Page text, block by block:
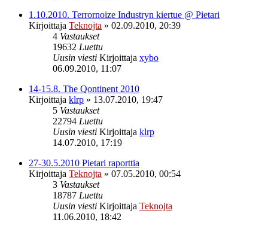
1.10.2010. Terrornoize Industryn kiertue @ Pietari
Kirjoittaja Teknojta » 02.09.2010, 20:39
4 Vastaukset
19632 Luettu
Uusin viesti Kirjoittaja xybo
06.09.2010, 11:07
14-15.8. The Qontinent 2010
Kirjoittaja klrp » 13.07.2010, 19:47
5 Vastaukset
22794 Luettu
Uusin viesti Kirjoittaja klrp
14.07.2010, 17:19
27-30.5.2010 Pietari raporttia
Kirjoittaja Teknojta » 07.05.2010, 00:54
3 Vastaukset
18787 Luettu
Uusin viesti Kirjoittaja Teknojta
11.06.2010, 18:42